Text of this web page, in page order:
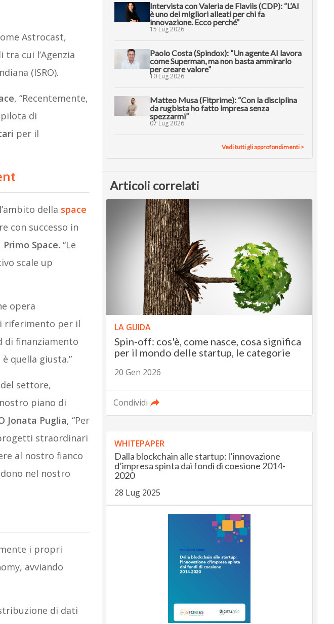
Astrocast,
cui l’Agenzia
(ISRO).
, “Recentemente,
di
per il
della space
con successo in
Space. “Le
scale up
opera
riferimento per il
di finanziamento
quella giusta.”
settore,
piano di
Jonata Puglia, “Per
straordinari
al nostro fianco
nel nostro
i propri
avviando
di dati
Intervista con Valeria de Flaviis (CDP): “L’AI
è uno dei migliori alleati per chi fa
innovazione. Ecco perché”
15 Lug 2026
Paolo Costa (Spindox): “Un agente AI lavora
come Superman, ma non basta ammirarlo
per creare valore”
10 Lug 2026
Matteo Musa (Fitprime): “Con la disciplina
da rugbista ho fatto impresa senza
spezzarmi”
07 Lug 2026
Vedi tutti gli approfondimenti >
Articoli correlati
LA GUIDA
Spin-off: cos'è, come nasce, cosa significa
per il mondo delle startup, le categorie
20 Gen 2026
Condividi
WHITEPAPER
Dalla blockchain alle startup: l’innovazione
d’impresa spinta dai fondi di coesione 2014-
2020
28 Lug 2025